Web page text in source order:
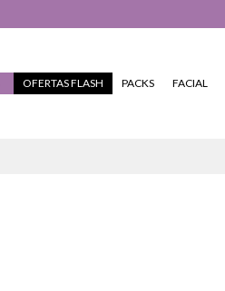
OFERTAS FLASH PACKS FACIAL